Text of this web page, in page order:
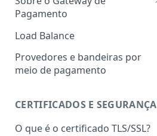
Pagamento
Arquitetura da integração
Ambientes de teste e
produção
Institucional
Load Balance
Provedores e bandeiras por
meio de pagamento
CERTIFICADOS E SEGURANÇA
O que é o certificado TLS/SSL?